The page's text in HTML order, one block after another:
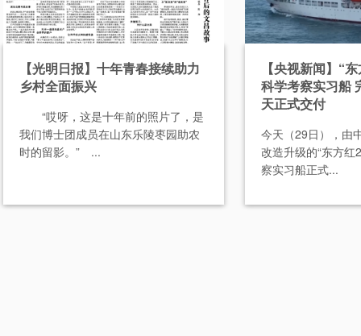
【光明日报】十年青春接续助力
乡村全面振兴
“哎呀，这是十年前的照片了，是
我们博士团成员在山东乐陵枣园助农
时的留影。” ...
【央视新闻】“
科学考察实习船
天正式交付
今天（29日），由
改造升级的“东方红
察实习船正式...